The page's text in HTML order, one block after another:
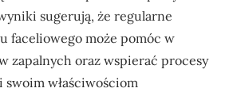
sugerują, że regularne
faceliowego może pomóc w
zapalnych oraz wspierać procesy
właściwościom